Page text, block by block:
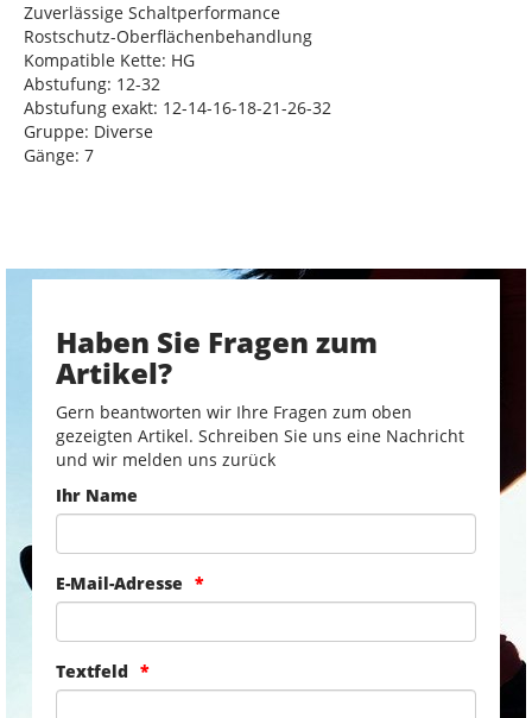
Zuverlässige Schaltperformance
Rostschutz-Oberflächenbehandlung
Kompatible Kette: HG
Abstufung: 12-32
Abstufung exakt: 12-14-16-18-21-26-32
Gruppe: Diverse
Gänge: 7
Haben Sie Fragen zum
Artikel?
Gern beantworten wir Ihre Fragen zum oben
gezeigten Artikel. Schreiben Sie uns eine Nachricht
und wir melden uns zurück
Ihr Name
E-Mail-Adresse
Textfeld